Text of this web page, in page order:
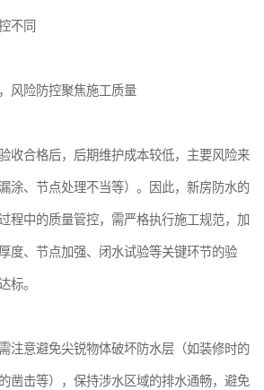
不同
风险防控聚焦施工质量
收合格后，后期维护成本较低，主要风险来
涂、节点处理不当等）。因此，新房防水的
程中的质量管控，需严格执行施工规范，加
度、节点加强、闭水试验等关键环节的验
标。
注意避免尖锐物体破坏防水层（如装修时的
凿击等），保持涉水区域的排水通畅，避免